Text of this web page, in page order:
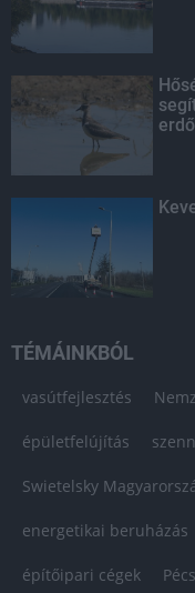
TÉMÁINKBÓL
vasútfejlesztés
épületfelújítás
Swietelsky
energetikai beruházás
építőipari cégek Pécs